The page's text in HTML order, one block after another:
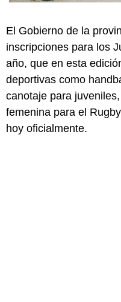
El Gobierno de la
inscripciones para los
año, que en esta
deportivas como
canotaje para
femenina para el
hoy oficialmente.